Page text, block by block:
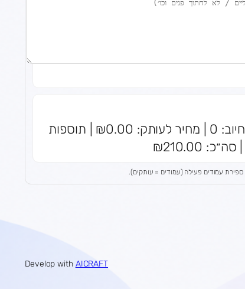
סה״כ עותקים: 0 | כלולים בבסיס: 10 | לחיוב: 0 | מחיר לעותק: ₪0.00 | תוספות
Develop with AICRAFT